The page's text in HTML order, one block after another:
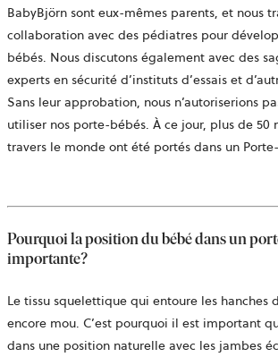
BabyBjörn sont eux-mêmes parents, et nous
collaboration avec des pédiatres pour
bébés. Nous discutons également avec des
experts en sécurité d’instituts d’essais et
Sans leur approbation, nous n’autoriserions
utiliser nos porte-bébés. À ce jour, plus de 50
travers le monde ont été portés dans un
Pourquoi la position du bébé dans un
importante?
Le tissu squelettique qui entoure les hanches
encore mou. C’est pourquoi il est important
dans une position naturelle avec les jambes